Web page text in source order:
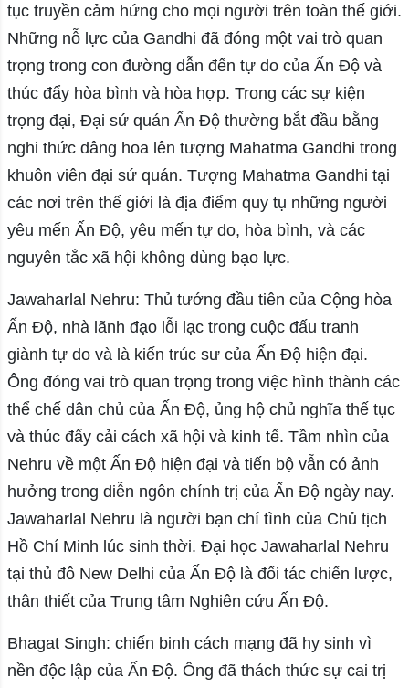
tục truyền cảm hứng cho mọi người trên toàn thế giới.
Những nỗ lực của Gandhi đã đóng một vai trò quan
trọng trong con đường dẫn đến tự do của Ấn Độ và
thúc đẩy hòa bình và hòa hợp. Trong các sự kiện
trọng đại, Đại sứ quán Ấn Độ thường bắt đầu bằng
nghi thức dâng hoa lên tượng Mahatma Gandhi trong
khuôn viên đại sứ quán. Tượng Mahatma Gandhi tại
các nơi trên thế giới là địa điểm quy tụ những người
yêu mến Ấn Độ, yêu mến tự do, hòa bình, và các
nguyên tắc xã hội không dùng bạo lực.
Jawaharlal Nehru: Thủ tướng đầu tiên của Cộng hòa
Ấn Độ, nhà lãnh đạo lỗi lạc trong cuộc đấu tranh
giành tự do và là kiến trúc sư của Ấn Độ hiện đại.
Ông đóng vai trò quan trọng trong việc hình thành các
thể chế dân chủ của Ấn Độ, ủng hộ chủ nghĩa thế tục
và thúc đẩy cải cách xã hội và kinh tế. Tầm nhìn của
Nehru về một Ấn Độ hiện đại và tiến bộ vẫn có ảnh
hưởng trong diễn ngôn chính trị của Ấn Độ ngày nay.
Jawaharlal Nehru là người bạn chí tình của Chủ tịch
Hồ Chí Minh lúc sinh thời. Đại học Jawaharlal Nehru
tại thủ đô New Delhi của Ấn Độ là đối tác chiến lược,
thân thiết của Trung tâm Nghiên cứu Ấn Độ.
Bhagat Singh: chiến binh cách mạng đã hy sinh vì
nền độc lập của Ấn Độ. Ông đã thách thức sự cai trị